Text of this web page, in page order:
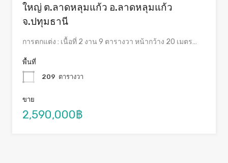
ใหญ่ ต.ลาดหลุมแก้ว อ.ลาดหลุมแก้ว
จ.ปทุมธานี
การตกแต่ง : เนื้อที่ 2 งาน 9 ตารางวา หน้ากว้าง 20 เมตร…
พื้นที่
209 ตารางวา
ขาย
2,590,000฿